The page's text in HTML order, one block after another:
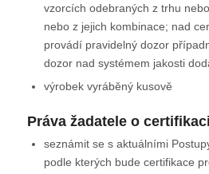
vzorcích odebraných z trhu
nebo z jejich kombinace; nad
provádí pravidelný dozor
dozor nad systémem jakosti
výrobek vyráběný kusově
Práva žadatele o certifikaci
seznámit se s aktuálními
podle kterých bude certifikace